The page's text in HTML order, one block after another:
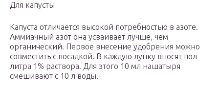
Для капусты
Капуста отличается высокой потребностью в азоте.
Аммиачный азот она усваивает лучше, чем
органический. Первое внесение удобрения можно
совместить с посадкой. В каждую лунку вносят пол-
литра 1% раствора. Для этого 10 мл нашатыря
смешивают с 10 л воды.